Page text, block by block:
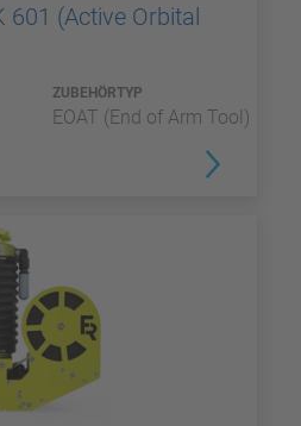
601 (Active Orbital
ZUBEHÖRTYP
EOAT (End of Arm Tool)